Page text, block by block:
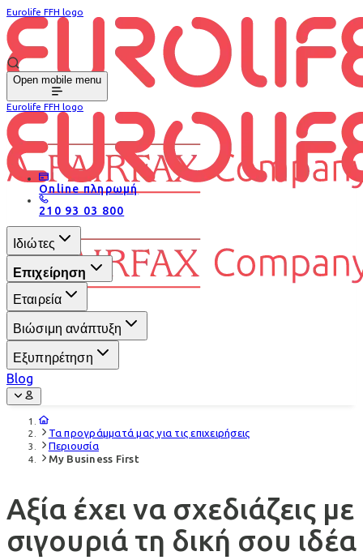
Eurolife FFH logo
Open mobile menu
Eurolife FFH logo
Online πληρωμή
210 93 03 800
Ιδιώτες
Επιχείρηση
Εταιρεία
Βιώσιμη ανάπτυξη
Εξυπηρέτηση
Blog
Τα προγράμματά μας για τις επιχειρήσεις
Περιουσία
My Business First
Αξία έχει να σχεδιάζεις με
σιγουριά τη δική σου ιδέα